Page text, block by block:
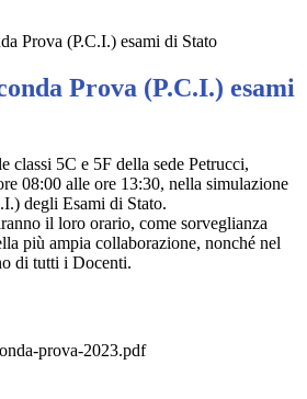
Prova (P.C.I.) esami di Stato
Prova (P.C.I.) esami
classi 5C e 5F della sede Petrucci,
08:00 alle ore 13:30, nella simulazione
degli Esami di Stato.
il loro orario, come sorveglianza
più ampia collaborazione, nonché nel
di tutti i Docenti.
prova-2023.pdf